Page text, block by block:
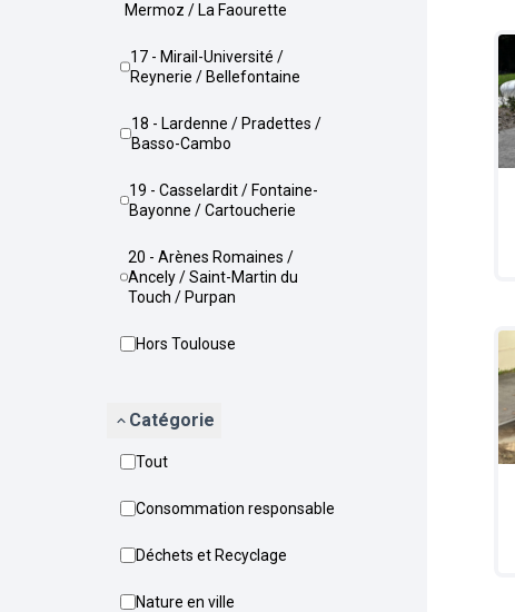
Mermoz / La Faourette
17 - Mirail-Université /
Reynerie / Bellefontaine
18 - Lardenne / Pradettes /
Basso-Cambo
19 - Casselardit / Fontaine-
Bayonne / Cartoucherie
20 - Arènes Romaines /
Ancely / Saint-Martin du
Touch / Purpan
Hors Toulouse
Catégorie
Tout
Consommation responsable
Déchets et Recyclage
Nature en ville